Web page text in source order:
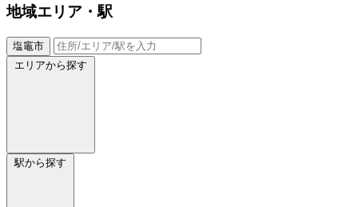
地域エリア・駅
塩竈市
エリアから探す
駅から探す